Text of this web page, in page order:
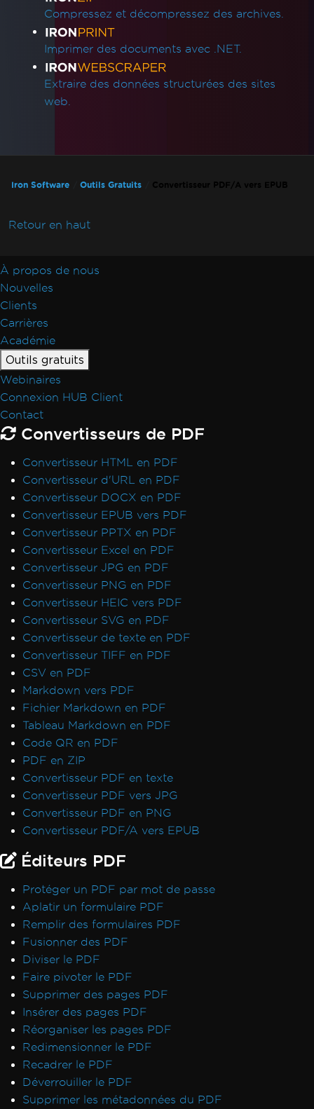
Compressez et décompressez des archives.
Imprimer des documents avec .NET.
Extraire des données structurées des sites
web.
Iron Software Outils Gratuits Convertisseur PDF/A vers EPUB
Retour en haut
À propos de nous
Nouvelles
Clients
Carrières
Académie
Outils gratuits
Webinaires
Connexion HUB Client
Contact
Convertisseurs de PDF
Convertisseur HTML en PDF
Convertisseur d'URL en PDF
Convertisseur DOCX en PDF
Convertisseur EPUB vers PDF
Convertisseur PPTX en PDF
Convertisseur Excel en PDF
Convertisseur JPG en PDF
Convertisseur PNG en PDF
Convertisseur HEIC vers PDF
Convertisseur SVG en PDF
Convertisseur de texte en PDF
Convertisseur TIFF en PDF
CSV en PDF
Markdown vers PDF
Fichier Markdown en PDF
Tableau Markdown en PDF
Code QR en PDF
PDF en ZIP
Convertisseur PDF en texte
Convertisseur PDF vers JPG
Convertisseur PDF en PNG
Convertisseur PDF/A vers EPUB
Éditeurs PDF
Protéger un PDF par mot de passe
Aplatir un formulaire PDF
Remplir des formulaires PDF
Fusionner des PDF
Diviser le PDF
Faire pivoter le PDF
Supprimer des pages PDF
Insérer des pages PDF
Réorganiser les pages PDF
Redimensionner le PDF
Recadrer le PDF
Déverrouiller le PDF
Supprimer les métadonnées du PDF